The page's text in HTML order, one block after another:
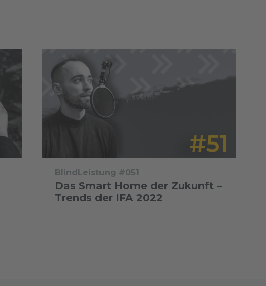
BlindLeistung #051
Das Smart Home der Zukunft –
Trends der IFA 2022